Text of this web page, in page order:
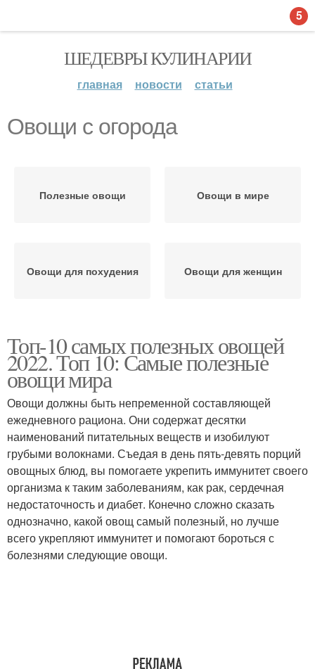
ШЕДЕВРЫ КУЛИНАРИИ
главная новости статьи
Овощи с огорода
Полезные овощи Овощи в мире
Овощи для похудения Овощи для женщин
Топ-10 самых полезных овощей
2022. Топ 10: Самые полезные
овощи мира
Овощи должны быть непременной составляющей
ежедневного рациона. Они содержат десятки
наименований питательных веществ и изобилуют
грубыми волокнами. Съедая в день пять-девять порций
овощных блюд, вы помогаете укрепить иммунитет своего
организма к таким заболеваниям, как рак, сердечная
недостаточность и диабет. Конечно сложно сказать
однозначно, какой овощ самый полезный, но лучше
всего укрепляют иммунитет и помогают бороться с
болезнями следующие овощи.
5